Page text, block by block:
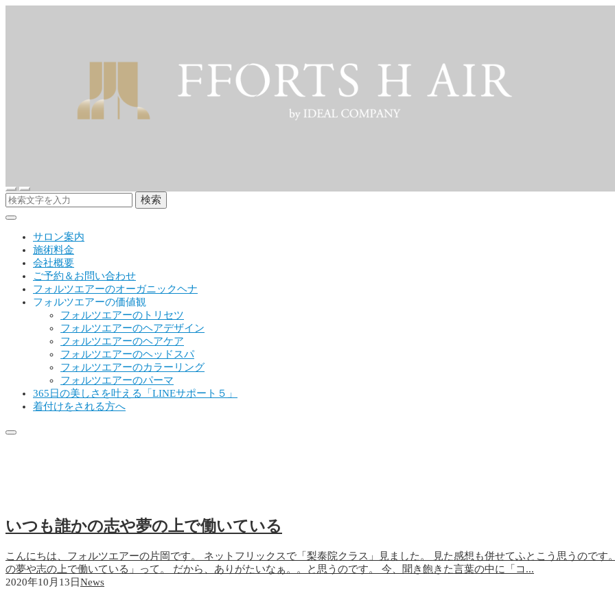
検索
サロン案内
施術料金
会社概要
ご予約＆お問い合わせ
フォルツエアーのオーガニックヘナ
フォルツエアーの価値観
フォルツエアーのトリセツ
フォルツエアーのヘアデザイン
フォルツエアーのヘアケア
フォルツエアーのヘッドスパ
フォルツエアーのカラーリング
フォルツエアーのパーマ
365日の美しさを叶える「LINEサポート５」
着付けをされる方へ
いつも誰かの志や夢の上で働いている
こんにちは、フォルツエアーの片岡です。 ネットフリックスで「梨泰院クラス」見ました。 見た感想も併せてふとこう思うのです
の夢や志の上で働いている」って。 だから、ありがたいなぁ。。と思うのです。 今、聞き飽きた言葉の中に「コ...
2020年10月13日News